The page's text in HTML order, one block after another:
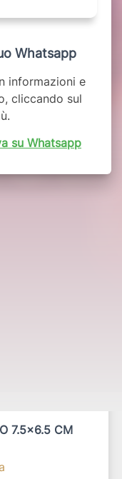
Whatsapp
informazioni e
cliccando sul
su Whatsapp
7.5x6.5 CM